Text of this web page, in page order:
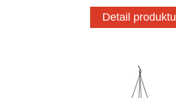
Detail produktu